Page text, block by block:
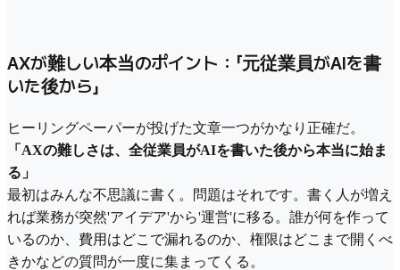
AXが難しい本当のポイント：「元従業員がAIを書
いた後から」
ヒーリングペーパーが投げた文章一つがかなり正確だ。
「AXの難しさは、全従業員がAIを書いた後から本当に始ま
る」
最初はみんな不思議に書く。問題はそれです。書く人が増え
れば業務が突然'アイデア'から'運営'に移る。誰が何を作って
いるのか、費用はどこで漏れるのか、権限はどこまで開くべ
きかなどの質問が一度に集まってくる。